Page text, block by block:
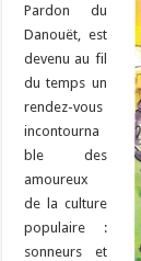
Pardon du
Danouët, est
devenu au fil
du temps un
rendez-vous
incontourna
ble des
amoureux
de la culture
populaire :
sonneurs et